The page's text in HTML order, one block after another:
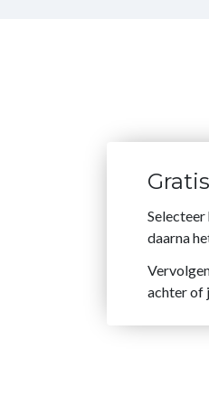
Selecteer
daarna
achter of